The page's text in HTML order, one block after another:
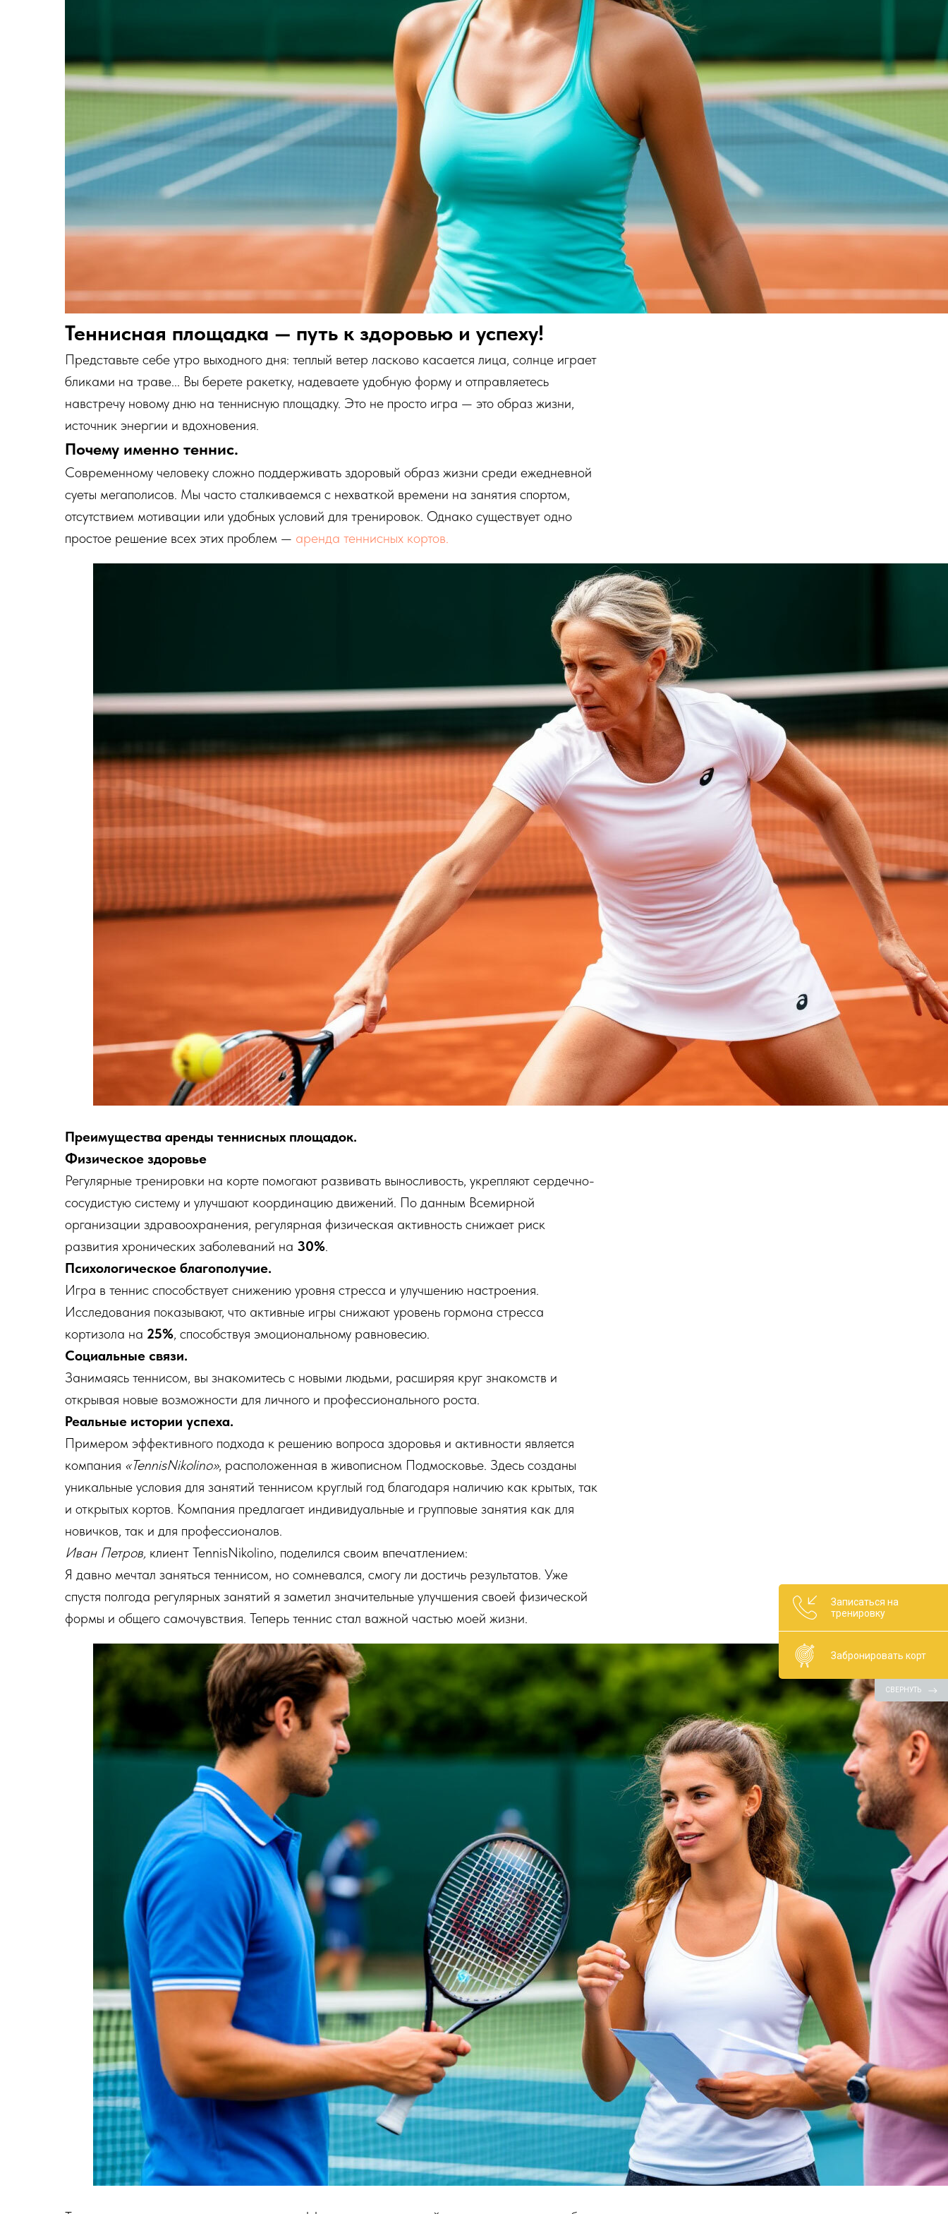
Теннисная площадка — путь к здоровью и успеху!
Представьте себе утро выходного дня: теплый ветер ласково касается лица, солнце играет
бликами на траве... Вы берете ракетку, надеваете удобную форму и отправляетесь
навстречу новому дню на теннисную площадку. Это не просто игра — это образ жизни,
источник энергии и вдохновения.
Почему именно теннис.
Современному человеку сложно поддерживать здоровый образ жизни среди ежедневной
суеты мегаполисов. Мы часто сталкиваемся с нехваткой времени на занятия спортом,
отсутствием мотивации или удобных условий для тренировок. Однако существует одно
простое решение всех этих проблем — аренда теннисных кортов.
Преимущества аренды теннисных площадок.
Физическое здоровье
Регулярные тренировки на корте помогают развивать выносливость, укрепляют сердечно-
сосудистую систему и улучшают координацию движений. По данным Всемирной
организации здравоохранения, регулярная физическая активность снижает риск
развития хронических заболеваний на 30%.
Психологическое благополучие.
Игра в теннис способствует снижению уровня стресса и улучшению настроения.
Исследования показывают, что активные игры снижают уровень гормона стресса
кортизола на 25%, способствуя эмоциональному равновесию.
Социальные связи.
Занимаясь теннисом, вы знакомитесь с новыми людьми, расширяя круг знакомств и
открывая новые возможности для личного и профессионального роста.
Реальные истории успеха.
Примером эффективного подхода к решению вопроса здоровья и активности является
компания «TennisNikolino», расположенная в живописном Подмосковье. Здесь созданы
уникальные условия для занятий теннисом круглый год благодаря наличию как крытых, так
и открытых кортов. Компания предлагает индивидуальные и групповые занятия как для
новичков, так и для профессионалов.
Иван Петров, клиент TennisNikolino, поделился своим впечатлением:
Я давно мечтал заняться теннисом, но сомневался, смогу ли достичь результатов. Уже
спустя полгода регулярных занятий я заметил значительные улучшения своей физической
формы и общего самочувствия. Теперь теннис стал важной частью моей жизни.
Записаться на
тренировку
Забронировать корт
СВЕРНУТЬ